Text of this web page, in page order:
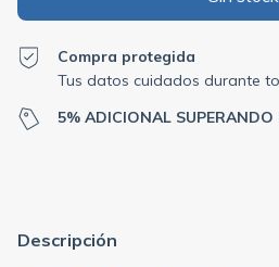
Compra protegida
Tus datos cuidados durante
5% ADICIONAL SUPERANDO
Descripción